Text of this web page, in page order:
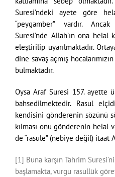
Suresi’ndeki ayete göre
“peygamber” vardır.
Suresi’nde Allah’ın ona helal
eleştirilip uyarılmaktadır.
dine savaş açmış
bulmaktadır.
Oysa Araf Suresi 157. ayette
bahsedilmektedir. Rasul
kendisini gönderenin sözünü
kılması onu gönderenin helal
de “rasule” (nebiye değil) itaat
[1] Buna karşın Tahrim
başlamakta, vurgu rasullük